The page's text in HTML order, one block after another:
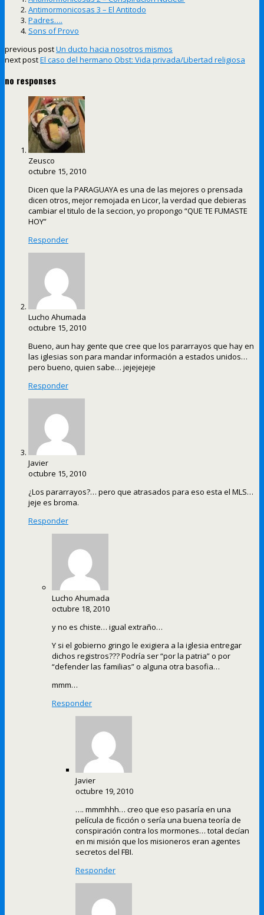
Antimormonicosas 3 – El Antitodo
Padres….
Sons of Provo
previous postUn ducto hacia nosotros mismos
next postEl caso del hermano Obst: Vida privada/Libertad religiosa
no responses
Zeusco
octubre 15, 2010
Dicen que la PARAGUAYA es una de las mejores o prensada
dicen otros, mejor remojada en Licor, la verdad que debieras
cambiar el titulo de la seccion, yo propongo “QUE TE FUMASTE
HOY”
Responder
Lucho Ahumada
octubre 15, 2010
Bueno, aun hay gente que cree que los pararrayos que hay en
las iglesias son para mandar información a estados unidos…
pero bueno, quien sabe… jejejejeje
Responder
Javier
octubre 15, 2010
¿Los pararrayos?… pero que atrasados para eso esta el MLS…
jeje es broma.
Responder
Lucho Ahumada
octubre 18, 2010
y no es chiste… igual extraño…
Y si el gobierno gringo le exigiera a la iglesia entregar
dichos registros??? Podría ser “por la patria” o por
“defender las familias” o alguna otra basofia…
mmm…
Responder
Javier
octubre 19, 2010
…. mmmhhh… creo que eso pasaría en una
película de ficción o sería una buena teoría de
conspiración contra los mormones… total decían
en mi misión que los misioneros eran agentes
secretos del FBI.
Responder